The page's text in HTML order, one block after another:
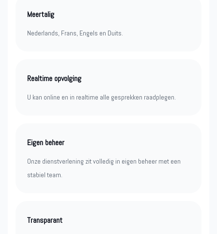
Meertalig
Nederlands, Frans, Engels en Duits.
Realtime opvolging
U kan online en in realtime alle gesprekken raadplegen.
Eigen beheer
Onze dienstverlening zit volledig in eigen beheer met een
stabiel team.
Transparant